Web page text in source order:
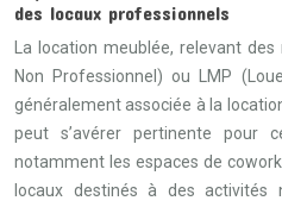
des locaux professionnels
La location meublée, relevant
Non Professionnel) ou LMP
généralement associée à la
peut s’avérer pertinente pour
notamment les espaces de
locaux destinés à des activités